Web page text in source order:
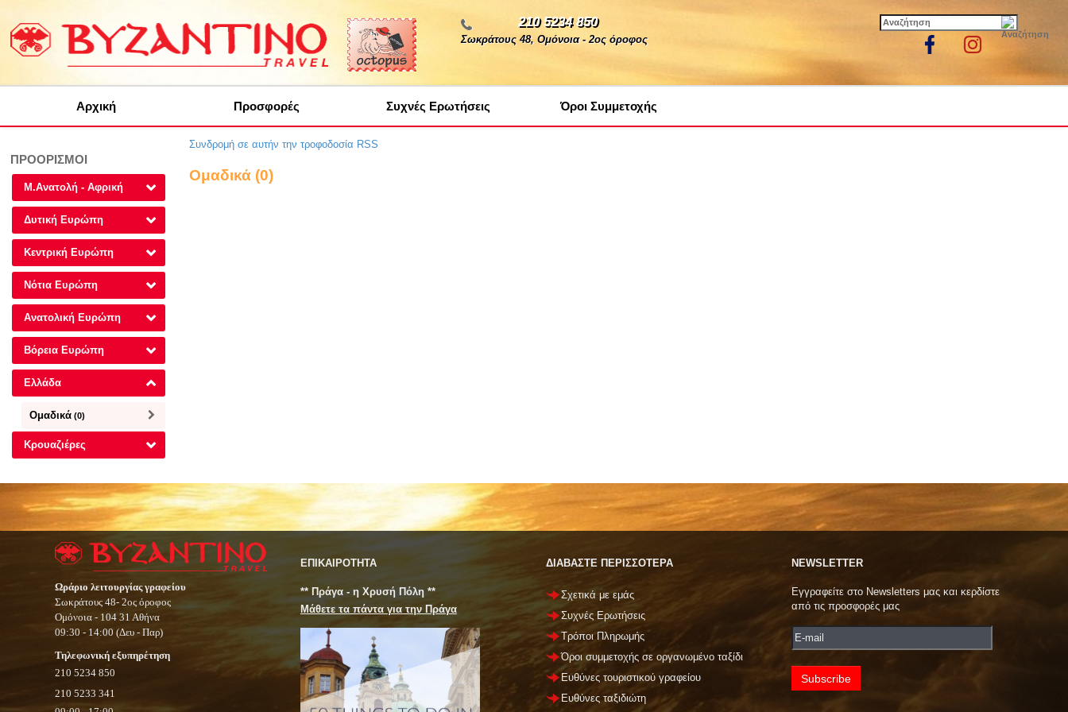
210 5234 850
Σωκράτους 48, Ομόνοια - 2ος όροφος
Αρχική Προσφορές Συχνές Ερωτήσεις Όροι Συμμετοχής
ΠΡΟΟΡΙΣΜΟΙ
Μ.Ανατολή - Αφρική
Δυτική Ευρώπη
Κεντρική Ευρώπη
Νότια Ευρώπη
Ανατολική Ευρώπη
Βόρεια Ευρώπη
Ελλάδα
Ομαδικά (0)
Κρουαζιέρες
Συνδρομή σε αυτήν την τροφοδοσία RSS
Ομαδικά (0)
Ωράριο λειτουργίας γραφείου
Σωκράτους 48- 2ος όροφος
Ομόνοια - 104 31 Αθήνα
09:30 - 14:00 (Δευ - Παρ)
Τηλεφωνική εξυπηρέτηση
210 5234 850
210 5233 341
ΕΠΙΚΑΙΡΟΤΗΤΑ
** Πράγα - η Χρυσή Πόλη **
Μάθετε τα πάντα για την Πράγα
ΔΙΑΒΑΣΤΕ ΠΕΡΙΣΣΟΤΕΡΑ
Σχετικά με εμάς
Συχνές Ερωτήσεις
Τρόποι Πληρωμής
Όροι συμμετοχής σε οργανωμένο ταξίδι
Ευθύνες τουριστικού γραφείου
Ευθύνες ταξιδιώτη
NEWSLETTER
Εγγραφείτε στο Newsletters μας και κερδίστε
από τις προσφορές μας